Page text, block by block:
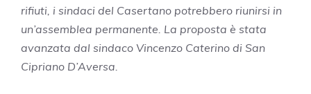
rifiuti, i sindaci del Casertano potrebbero riunirsi in
un’assemblea permanente. La proposta è stata
avanzata dal sindaco Vincenzo Caterino di San
Cipriano D’Aversa.